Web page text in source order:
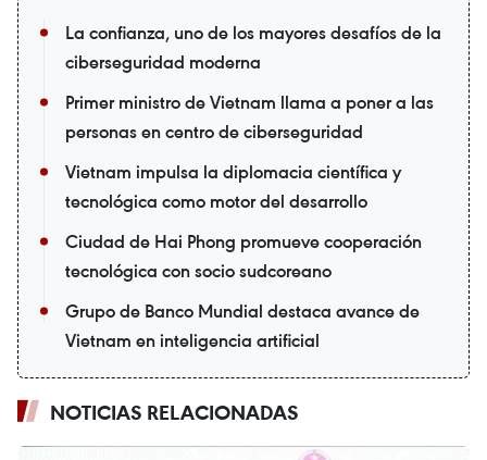
La confianza, uno de los mayores desafíos de la
ciberseguridad moderna
Primer ministro de Vietnam llama a poner a las
personas en centro de ciberseguridad
Vietnam impulsa la diplomacia científica y
tecnológica como motor del desarrollo
Ciudad de Hai Phong promueve cooperación
tecnológica con socio sudcoreano
Grupo de Banco Mundial destaca avance de
Vietnam en inteligencia artificial
NOTICIAS RELACIONADAS